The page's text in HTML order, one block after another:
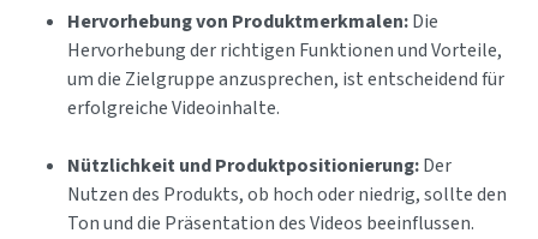
Hervorhebung von Produktmerkmalen:Die
Hervorhebung der richtigen Funktionen und Vorteile,
um die Zielgruppe anzusprechen, ist entscheidend für
erfolgreiche Videoinhalte.
Nützlichkeit und Produktpositionierung:Der
Nutzen des Produkts, ob hoch oder niedrig, sollte den
Ton und die Präsentation des Videos beeinflussen.